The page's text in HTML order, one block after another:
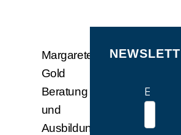
Margarete
Gold
Beratung
und
Ausbildung